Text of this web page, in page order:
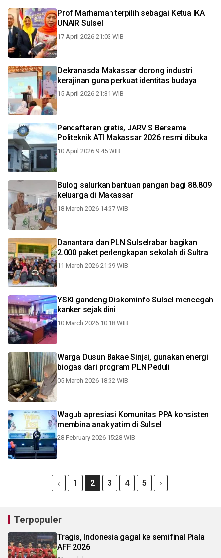
Prof Marhamah terpilih sebagai Ketua IKA
UNAIR Sulsel
17 April 2026 21:03 WIB
Dekranasda Makassar dorong industri
kerajinan guna perkuat identitas budaya
15 April 2026 21:31 WIB
Pendaftaran gratis, JARVIS Bersama
Politeknik ATI Makassar 2026 resmi dibuka
10 April 2026 9:45 WIB
Bulog salurkan bantuan pangan bagi 88.809
keluarga di Makassar
18 March 2026 14:37 WIB
Danantara dan PLN Sulselrabar bagikan
2.000 paket perlengkapan sekolah di Sultra
11 March 2026 21:39 WIB
YSKI gandeng Diskominfo Sulsel mencegah
kanker sejak dini
10 March 2026 10:18 WIB
Warga Dusun Bakae Sinjai, gunakan energi
biogas dari program PLN Peduli
05 March 2026 18:32 WIB
Wagub apresiasi Komunitas PPA konsisten
membina anak yatim di Sulsel
28 February 2026 15:28 WIB
1 2 3 4 5
Terpopuler
Tragis, Indonesia gagal ke semifinal Piala
AFF 2026